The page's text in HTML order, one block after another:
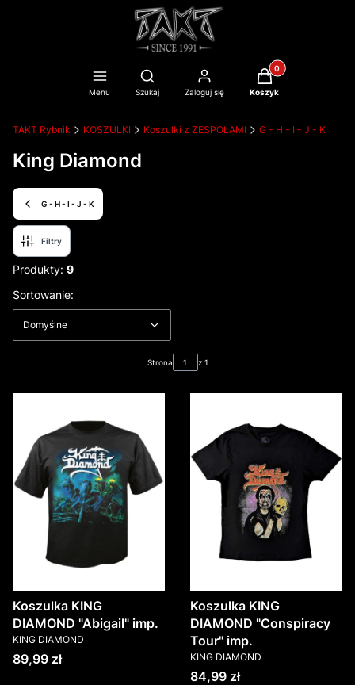
Menu
Otwórz wyszukiwarkę
Szukaj Zaloguj się
Produkty w
Koszyk
TAKT Rybnik KOSZULKI Koszulki z ZESPOŁAMI G - H - I - J - K
King Diamond
G - H - I - J - K
Filtry
Produkty: 9
Lista produktów
Sortowanie:
Domyślne
Strona z 1
Koszulka KING
DIAMOND "Abigail" imp.
PRODUCENT
KING DIAMOND
Cena
89,99 zł
Koszulka KING
DIAMOND "Conspiracy
Tour" imp.
PRODUCENT
KING DIAMOND
Cena
84,99 zł